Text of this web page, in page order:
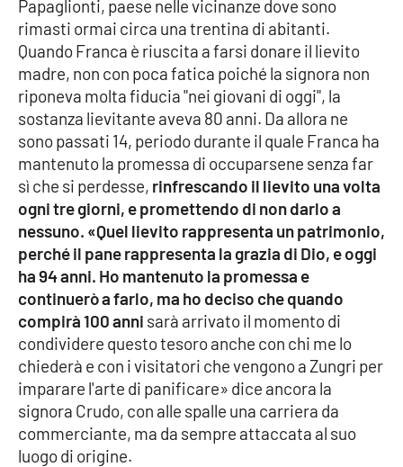
PROGETTI
SPECIALI
Buona Sanità Calabria
LA
CALABRIAVISIONE
Destinazioni
Eventi
Food
Storie
LAC
NETWORK
Lacplay.it
Papaglionti, paese nelle vicinanze dove sono
rimasti ormai circa una trentina di abitanti.
Quando Franca è riuscita a farsi donare il lievito
madre, non con poca fatica poiché la signora non
riponeva molta fiducia "nei giovani di oggi", la
sostanza lievitante aveva 80 anni. Da allora ne
sono passati 14, periodo durante il quale Franca ha
mantenuto la promessa di occuparsene senza far
sì che si perdesse, rinfrescando il lievito una volta
ogni tre giorni, e promettendo di non darlo a
nessuno. «Quel lievito rappresenta un patrimonio,
perché il pane rappresenta la grazia di Dio, e oggi
ha 94 anni. Ho mantenuto la promessa e
continuerò a farlo, ma ho deciso che quando
compirà 100 anni sarà arrivato il momento di
condividere questo tesoro anche con chi me lo
chiederà e con i visitatori che vengono a Zungri per
imparare l'arte di panificare» dice ancora la
signora Crudo, con alle spalle una carriera da
commerciante, ma da sempre attaccata al suo
luogo di origine.